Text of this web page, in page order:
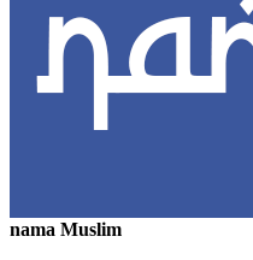
nama Muslim